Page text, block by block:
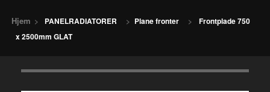
Hjem > PANELRADIATORER > Plane fronter >
Frontplade 750
x 2500mm GLAT